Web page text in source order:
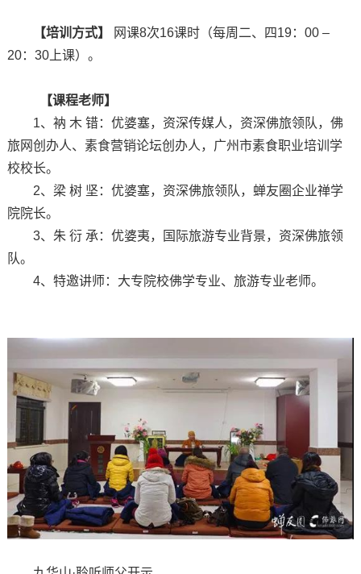
【培训方式】
网课8次16课时（每周二、四19：00 –
20：30上课）。
【课程老师】
1、衲 木 错：优婆塞，资深传媒人，资深佛旅领队，佛
旅网创办人、素食营销论坛创办人，广州市素食职业培训学
校校长。
2、梁 树 坚：优婆塞，资深佛旅领队，蝉友圈企业禅学
院院长。
3、朱 衍 承：优婆夷，国际旅游专业背景，资深佛旅领
队。
4、特邀讲师：大专院校佛学专业、旅游专业老师。